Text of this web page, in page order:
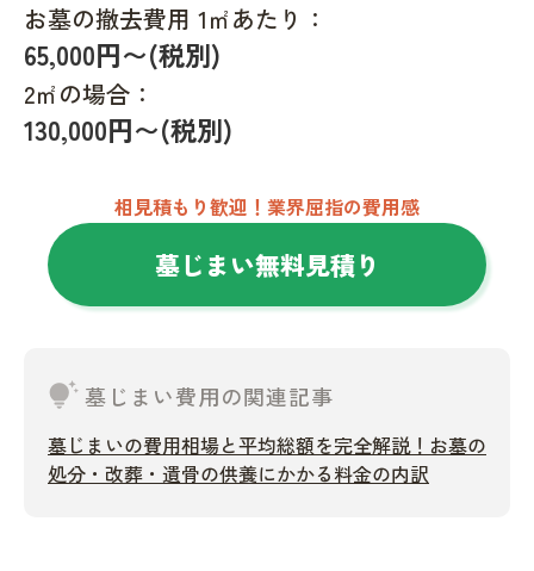
お墓の撤去費用 1㎡あたり：
65,000円〜(税別)
2㎡の場合：
130,000円〜(税別)
相見積もり歓迎！業界屈指の費用感
墓じまい無料見積り
tips_and_updates墓じまい費用の関連記事
墓じまいの費用相場と平均総額を完全解説！お墓の
処分・改葬・遺骨の供養にかかる料金の内訳